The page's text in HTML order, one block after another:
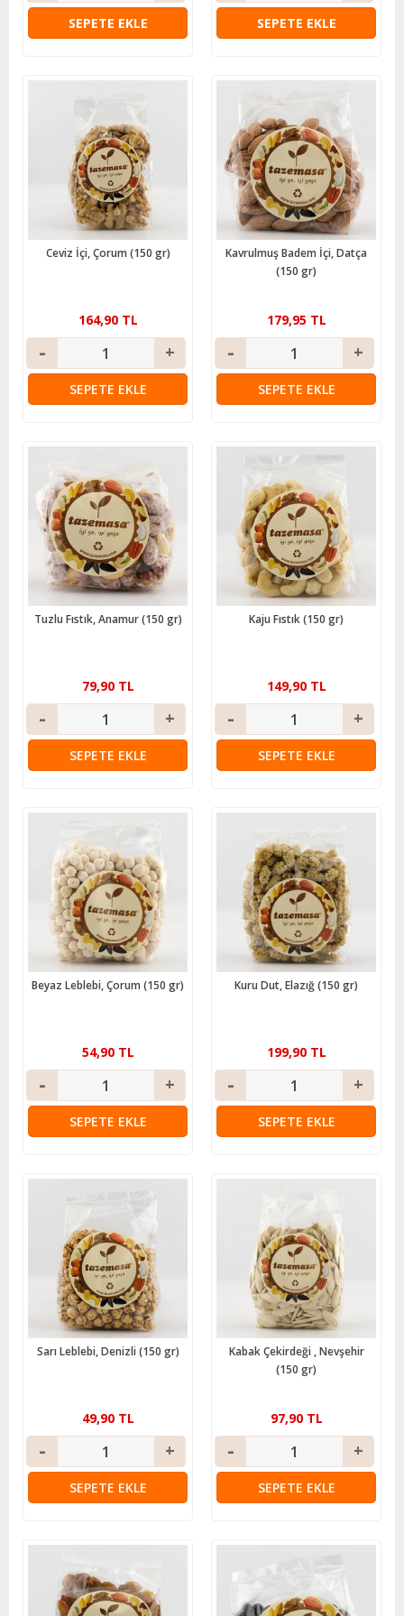
SEPETE EKLE SEPETE EKLE
Ceviz İçi, Çorum (150 gr)
164,90 TL
SEPETE EKLE
Kavrulmuş Badem İçi, Datça
(150 gr)
179,95 TL
SEPETE EKLE
Tuzlu Fıstık, Anamur (150 gr)
79,90 TL
SEPETE EKLE
Kaju Fıstık (150 gr)
149,90 TL
SEPETE EKLE
Beyaz Leblebi, Çorum (150 gr)
54,90 TL
SEPETE EKLE
Kuru Dut, Elazığ (150 gr)
199,90 TL
SEPETE EKLE
Sarı Leblebi, Denizli (150 gr)
49,90 TL
SEPETE EKLE
Kabak Çekirdeği , Nevşehir
(150 gr)
97,90 TL
SEPETE EKLE